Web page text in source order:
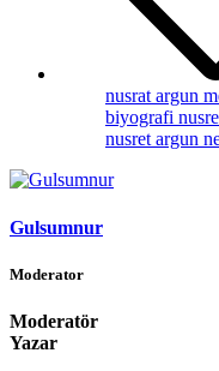
nusrat argun
biyografi
nusret argun
Gulsumnur
Moderator
Moderatör
Yazar